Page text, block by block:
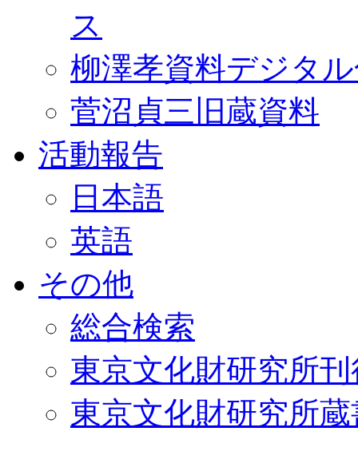
ス
柳澤孝資料デジタ
菅沼貞三旧蔵資料
活動報告
日本語
英語
その他
総合検索
東京文化財研究所
東京文化財研究所